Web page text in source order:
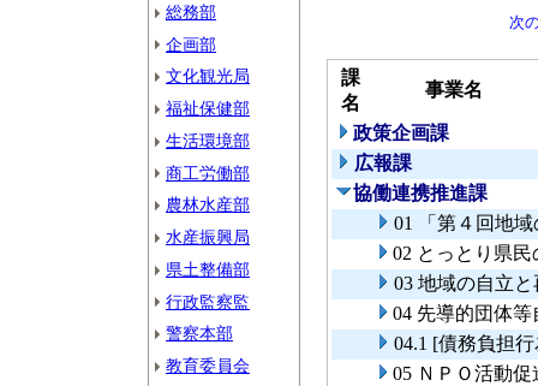
総務部
企画部
文化観光局
福祉保健部
生活環境部
商工労働部
農林水産部
水産振興局
県土整備部
行政監察監
警察本部
教育委員会
次
課
名
事業名
政策企画課
広報課
協働連携推進課
01 「第４回地
02 とっとり県
03 地域の自立
04 先導的団体
04.1 [債務負担
05 ＮＰＯ活動促